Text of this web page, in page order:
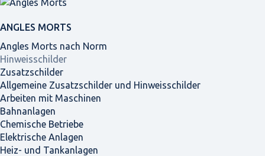
ANGLES MORTS
Angles Morts nach Norm
Hinweisschilder
Zusatzschilder
Allgemeine Zusatzschilder und Hinweisschilder
Arbeiten mit Maschinen
Bahnanlagen
Chemische Betriebe
Elektrische Anlagen
Heiz- und Tankanlagen